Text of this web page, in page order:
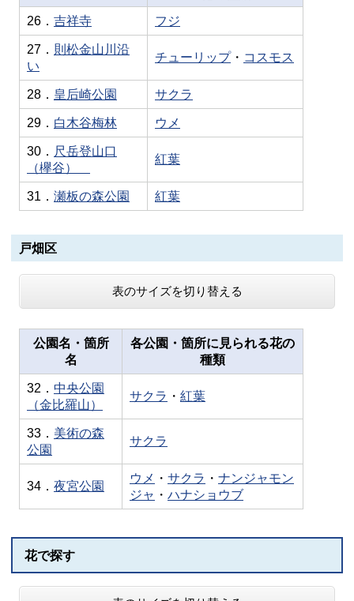
26． 吉祥寺 フジ
27． 則松金山川沿
い
チューリップ・ コスモス
28． 皇后崎公園 サクラ
29． 白木谷梅林 ウメ
30． 尺岳登山口
（欅谷）
紅葉
31． 瀬板の森公園 紅葉
戸畑区
表のサイズを切り替える
公園名・箇所
名
各公園・箇所に見られる花の
種類
32． 中央公園
（金比羅山）
サクラ ・ 紅葉
33． 美術の森
公園
サクラ
34． 夜宮公園
ウメ ・ サクラ ・ ナンジャモン
ジャ ・ ハナショウブ
花で探す